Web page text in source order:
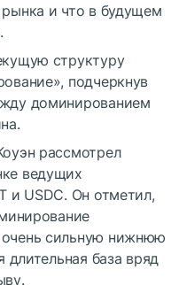
и что в будущем
структуру
подчеркнув
доминированием
рассмотрел
ведущих
и USDC. Он отметил,
сильную нижнюю
длительная база вряд